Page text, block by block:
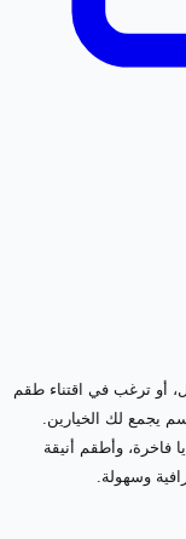
أو ترغب في اقتناء طقم
يجمع لك الخيارين.
فاخرة، وأطقم أنيقة
وسهولة.